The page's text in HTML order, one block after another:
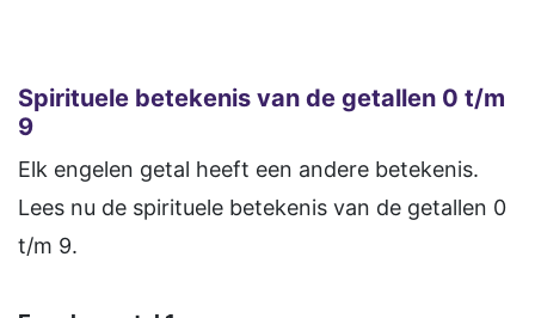
Spirituele betekenis van de getallen 0 t/m
9
Elk engelen getal heeft een andere betekenis.
Lees nu de spirituele betekenis van de getallen 0
t/m 9.